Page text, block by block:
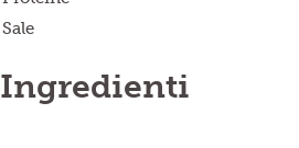
Sale
Ingredienti